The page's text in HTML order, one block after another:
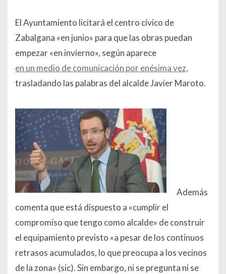
El Ayuntamiento licitará el centro cívico de
Zabalgana «en junio» para que las obras puedan
empezar «en invierno», según aparece
en un medio de comunicación por enésima vez,
trasladando las palabras del alcalde Javier Maroto.
Además
comenta que está dispuesto a «cumplir el
compromiso que tengo como alcalde» de construir
el equipamiento previsto «a pesar de los continuos
retrasos acumulados, lo que preocupa a los vecinos
de la zona» (sic). Sin embargo, ni se pregunta ni se